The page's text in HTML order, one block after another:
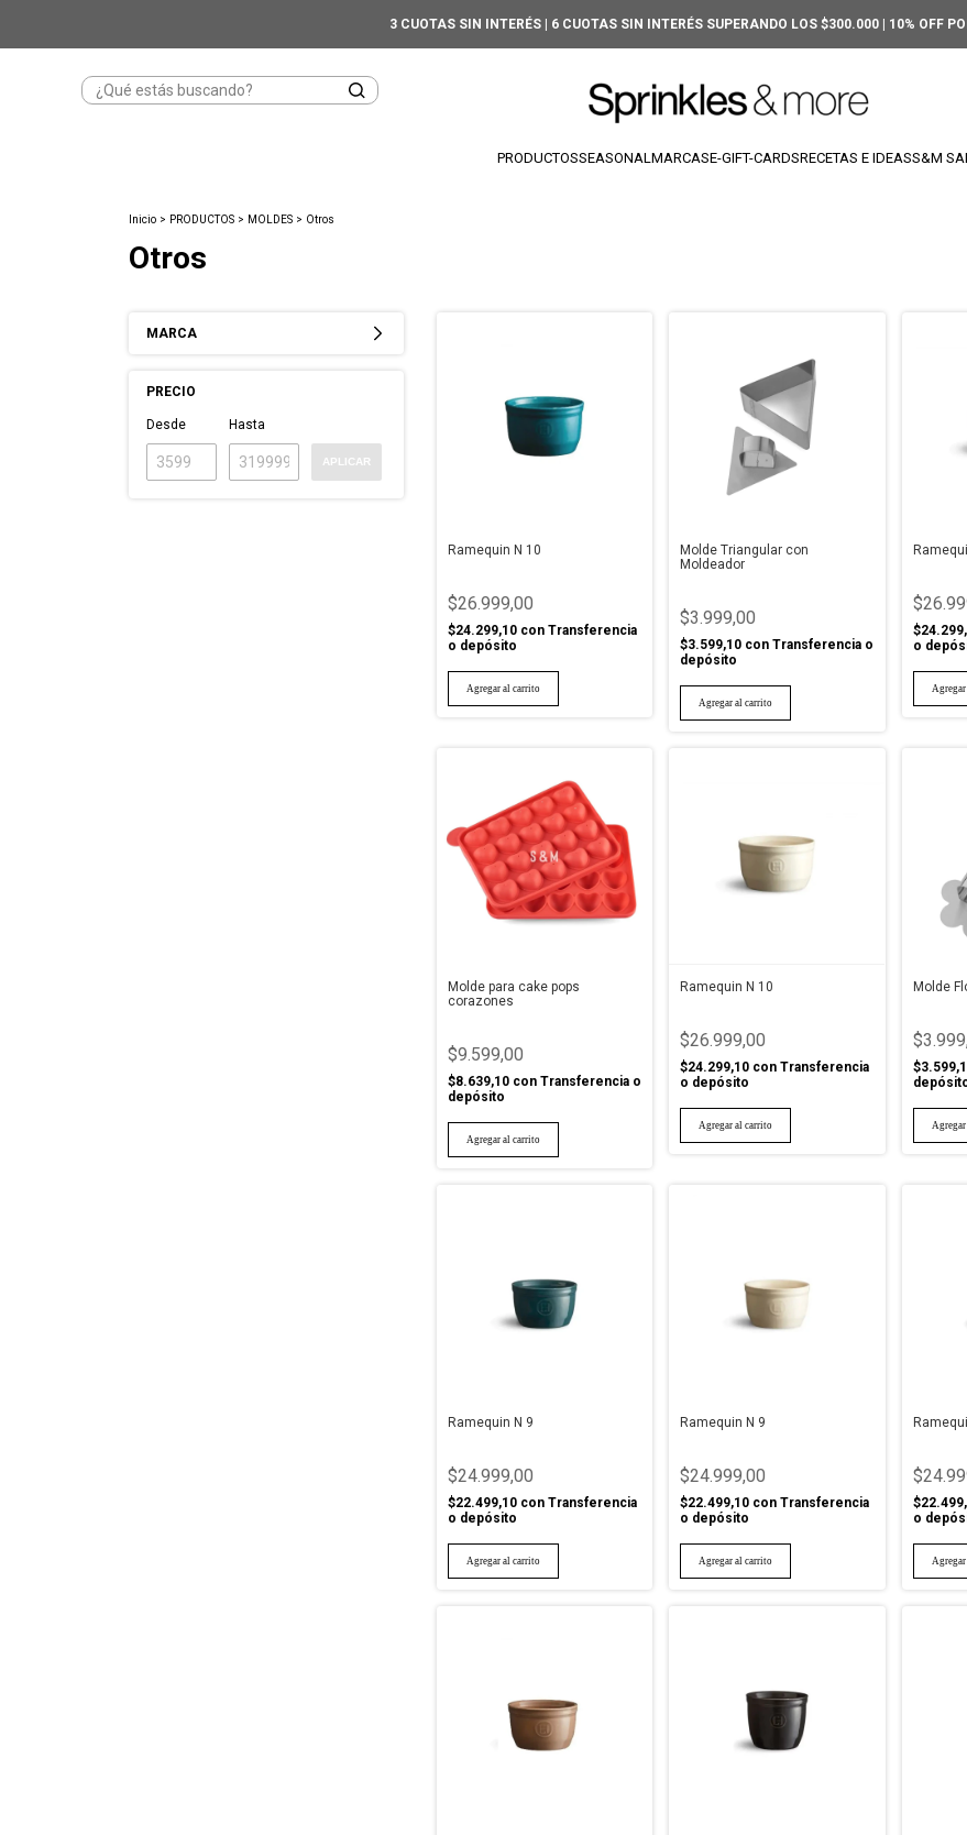
3 CUOTAS SIN INTERÉS | 6 CUOTAS SIN INTERÉS SUPERANDO LOS $300.000 | 10% OFF
PRODUCTOSSEASONALMARCASE-GIFT-CARDSRECETAS E IDEASS&M
Inicio > PRODUCTOS > MOLDES > Otros
Otros
MARCA
PRECIO
Desde Hasta
APLICAR
Ramequin N 10
$26.999,00
$24.299,10 con Transferencia
o depósito
Molde Triangular con
Moldeador
$3.999,00
$3.599,10 con Transferencia o
depósito
o
Molde para cake pops
corazones
$9.599,00
$8.639,10 con Transferencia o
depósito
Ramequin N 10
$26.999,00
$24.299,10 con Transferencia
o depósito
Molde
Ramequin N 9
$24.999,00
$22.499,10 con Transferencia
o depósito
Ramequin N 9
$24.999,00
$22.499,10 con Transferencia
o depósito
o